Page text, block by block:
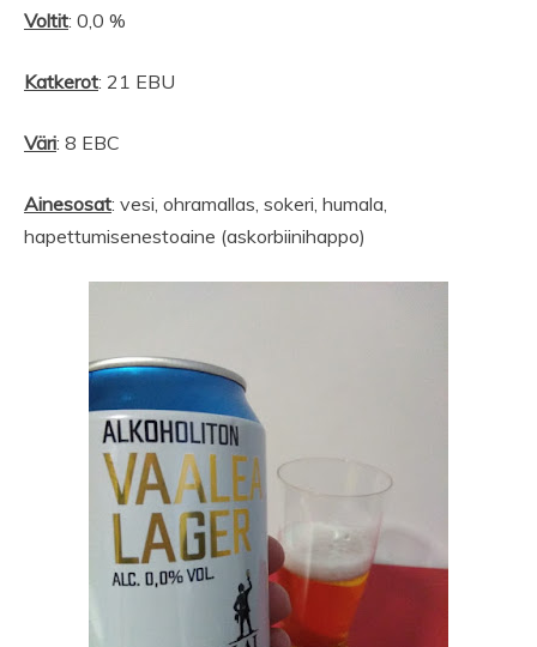
Voltit: 0,0 %
Katkerot: 21 EBU
Väri: 8 EBC
Ainesosat: vesi, ohramallas, sokeri, humala,
hapettumisenestoaine (askorbiinihappo)